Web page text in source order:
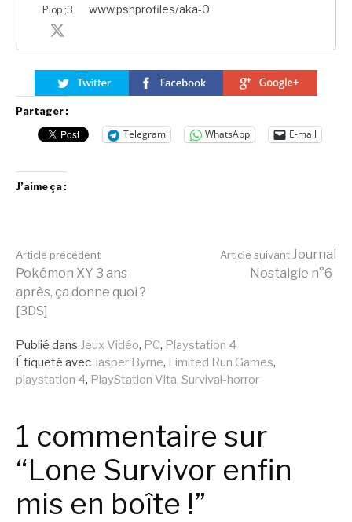
Plop ;3
www.psnprofiles/aka-0
Partager :
Telegram WhatsApp E-mail
J’aime ça :
Lire
la
suite
Article précédent
Pokémon XY 3 ans
après, ça donne quoi ?
[3DS]
Article suivant Journal
Nostalgie n°6
Publié dans Jeux Vidéo, PC, Playstation 4
Étiqueté avec Jasper Byrne, Limited Run Games,
playstation 4, PlayStation Vita, Survival-horror
1 commentaire sur
“Lone Survivor enfin
mis en boîte !”